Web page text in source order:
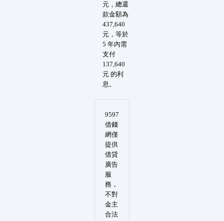
元，總還
款金額為
437,640
元，等於
5 年內需
支付
137,640
元 的利
息。
9597
借錢
網僅
提供
借貸
廣告
服
務，
不對
金主
合法